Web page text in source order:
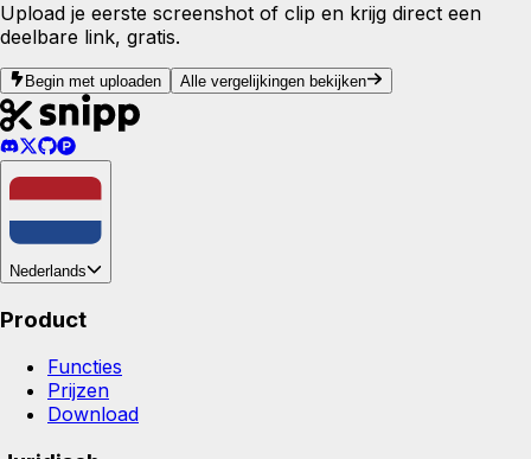
Upload je eerste screenshot of clip en krijg direct een
deelbare link, gratis.
Begin met uploaden Alle vergelijkingen bekijken
Nederlands
Product
Functies
Prijzen
Download